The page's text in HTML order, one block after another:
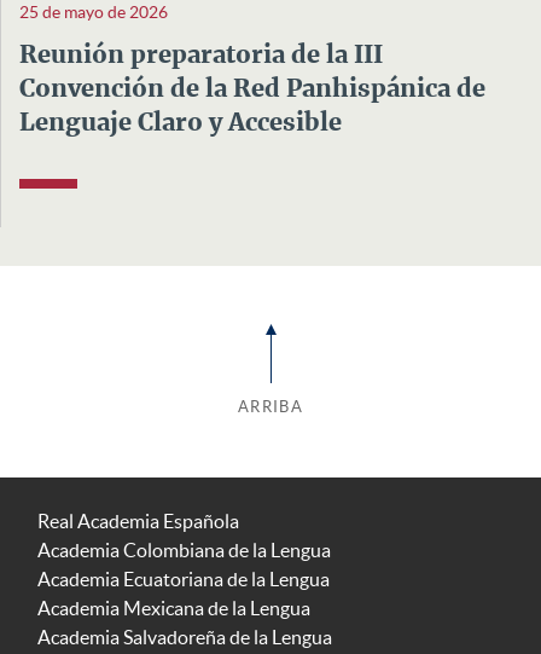
25 de mayo de 2026
Reunión preparatoria de la III
Convención de la Red Panhispánica de
Lenguaje Claro y Accesible
ARRIBA
Real Academia Española
Academia Colombiana de la Lengua
Academia Ecuatoriana de la Lengua
Academia Mexicana de la Lengua
Academia Salvadoreña de la Lengua